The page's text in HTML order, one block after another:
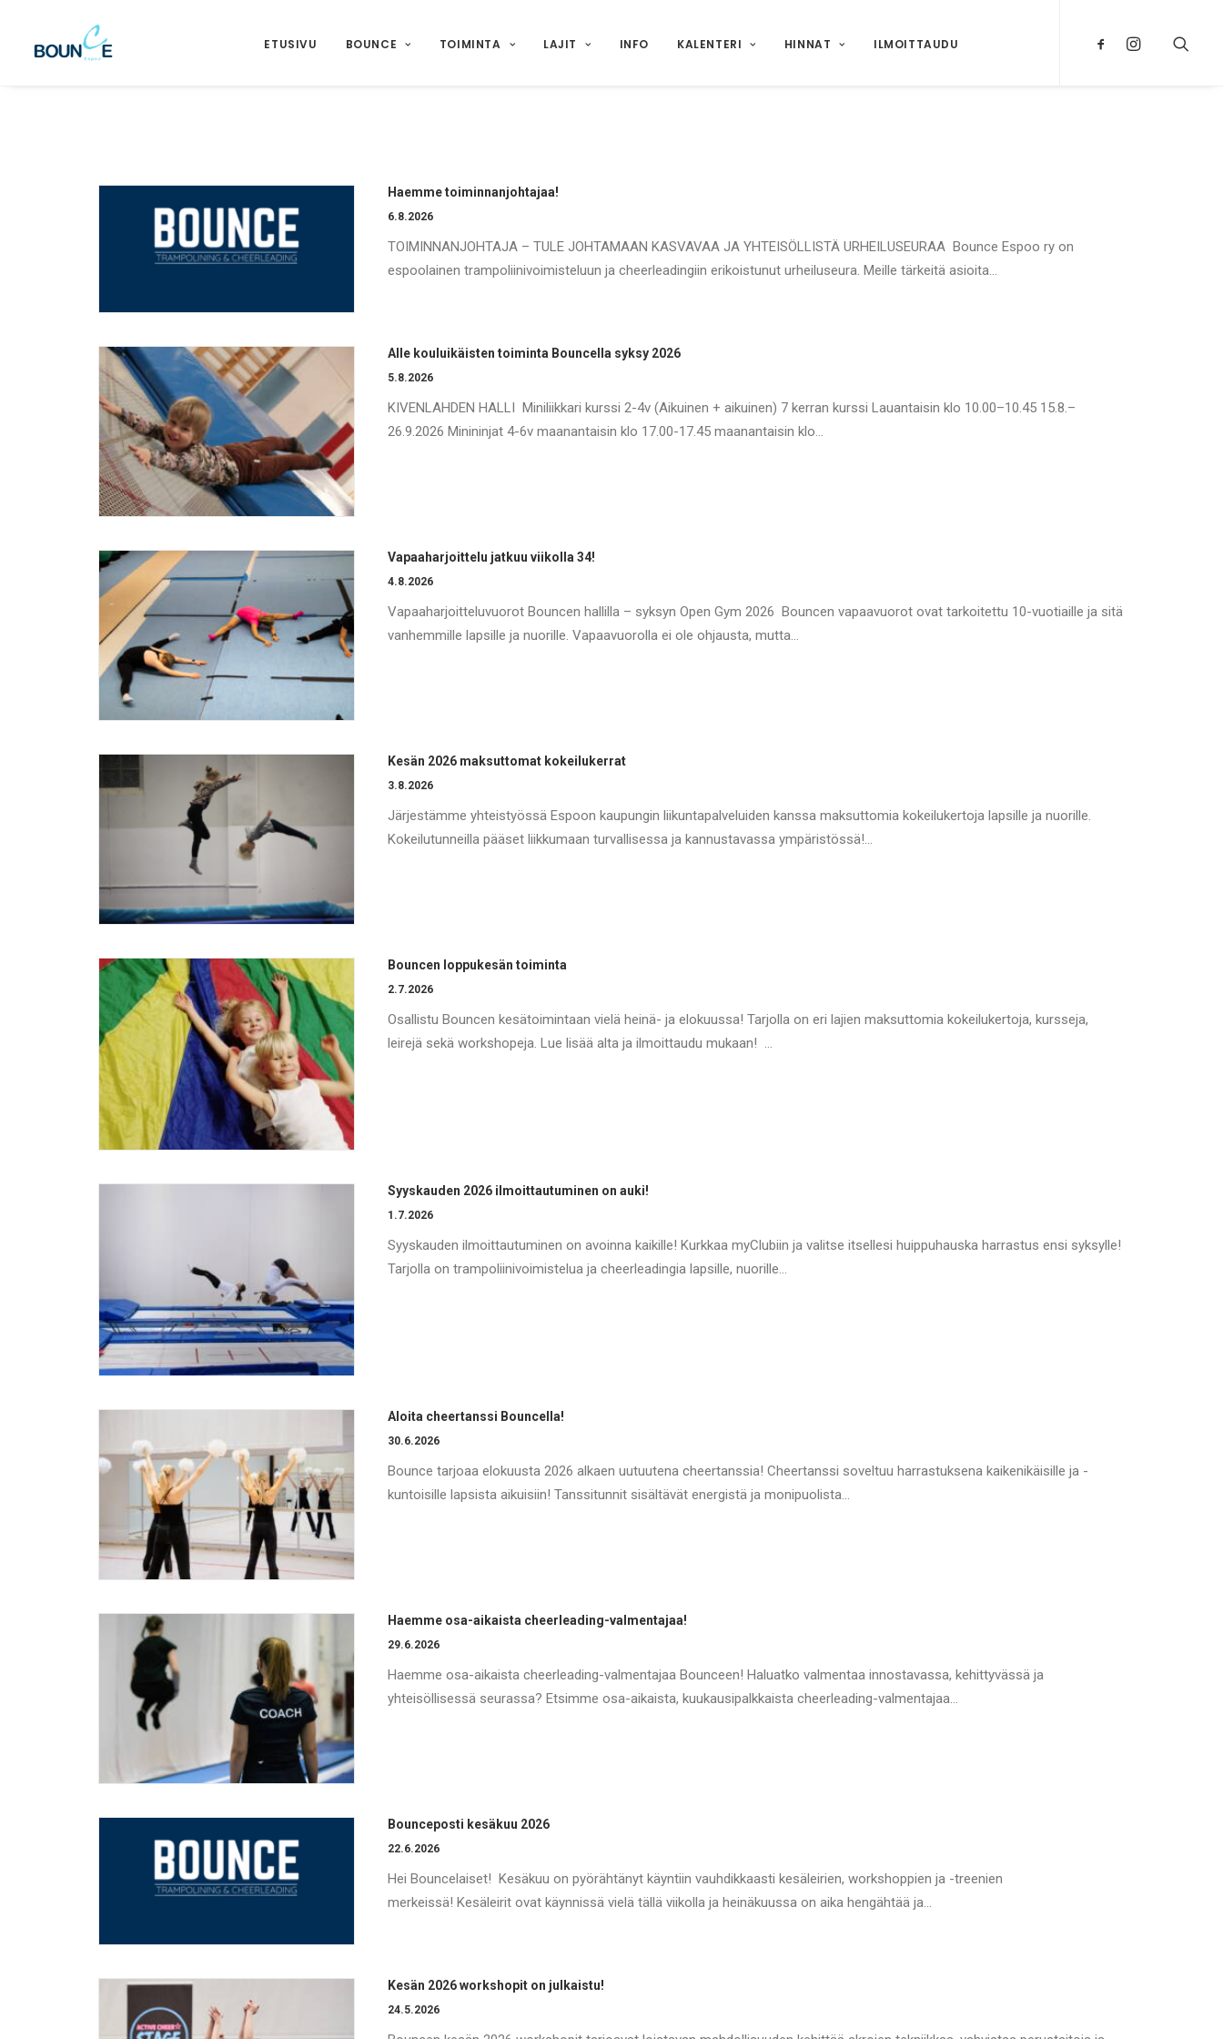
ETUSIVU BOUNCE TOIMINTA LAJIT INFO KALENTERI HINNAT ILMOITTAUDU
Haemme toiminnanjohtajaa!
6.8.2026
TOIMINNANJOHTAJA – TULE JOHTAMAAN KASVAVAA JA YHTEISÖLLISTÄ URHEILUSEURAA Bounce Espoo ry on
espoolainen trampoliinivoimisteluun ja cheerleadingiin erikoistunut urheiluseura. Meille tärkeitä asioita…
Alle kouluikäisten toiminta Bouncella syksy 2026
5.8.2026
KIVENLAHDEN HALLI Miniliikkari kurssi 2-4v (Aikuinen + aikuinen) 7 kerran kurssi Lauantaisin klo 10.00–10.45 15.8.–
26.9.2026 Minininjat 4-6v maanantaisin klo 17.00-17.45 maanantaisin klo…
Vapaaharjoittelu jatkuu viikolla 34!
4.8.2026
Vapaaharjoitteluvuorot Bouncen hallilla – syksyn Open Gym 2026 Bouncen vapaavuorot ovat tarkoitettu 10-vuotiaille ja sitä
vanhemmille lapsille ja nuorille. Vapaavuorolla ei ole ohjausta, mutta…
Kesän 2026 maksuttomat kokeilukerrat
3.8.2026
Järjestämme yhteistyössä Espoon kaupungin liikuntapalveluiden kanssa maksuttomia kokeilukertoja lapsille ja nuorille.
Kokeilutunneilla pääset liikkumaan turvallisessa ja kannustavassa ympäristössä!…
Bouncen loppukesän toiminta
2.7.2026
Osallistu Bouncen kesätoimintaan vielä heinä- ja elokuussa! Tarjolla on eri lajien maksuttomia kokeilukertoja, kursseja,
leirejä sekä workshopeja. Lue lisää alta ja ilmoittaudu mukaan! …
Syyskauden 2026 ilmoittautuminen on auki!
1.7.2026
Syyskauden ilmoittautuminen on avoinna kaikille! Kurkkaa myClubiin ja valitse itsellesi huippuhauska harrastus ensi syksylle!
Tarjolla on trampoliinivoimistelua ja cheerleadingia lapsille, nuorille…
Aloita cheertanssi Bouncella!
30.6.2026
Bounce tarjoaa elokuusta 2026 alkaen uutuutena cheertanssia! Cheertanssi soveltuu harrastuksena kaikenikäisille ja -
kuntoisille lapsista aikuisiin! Tanssitunnit sisältävät energistä ja monipuolista…
Haemme osa-aikaista cheerleading-valmentajaa!
29.6.2026
Haemme osa-aikaista cheerleading-valmentajaa Bounceen! Haluatko valmentaa innostavassa, kehittyvässä ja
yhteisöllisessä seurassa? Etsimme osa-aikaista, kuukausipalkkaista cheerleading-valmentajaa…
Bounceposti kesäkuu 2026
22.6.2026
Hei Bouncelaiset! Kesäkuu on pyörähtänyt käyntiin vauhdikkaasti kesäleirien, workshoppien ja -treenien
merkeissä! Kesäleirit ovat käynnissä vielä tällä viikolla ja heinäkuussa on aika hengähtää ja…
Kesän 2026 workshopit on julkaistu!
24.5.2026